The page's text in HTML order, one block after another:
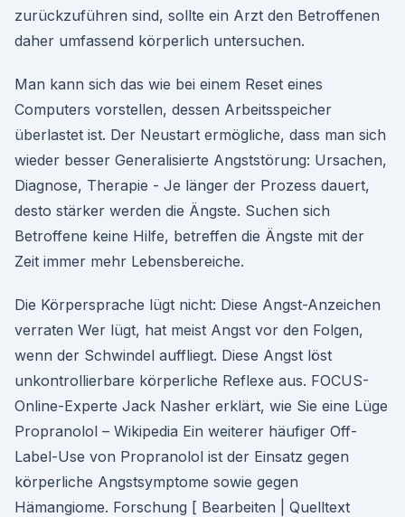
zurückzuführen sind, sollte ein Arzt den Betroffenen
daher umfassend körperlich untersuchen.
Man kann sich das wie bei einem Reset eines
Computers vorstellen, dessen Arbeitsspeicher
überlastet ist. Der Neustart ermögliche, dass man sich
wieder besser Generalisierte Angststörung: Ursachen,
Diagnose, Therapie - Je länger der Prozess dauert,
desto stärker werden die Ängste. Suchen sich
Betroffene keine Hilfe, betreffen die Ängste mit der
Zeit immer mehr Lebensbereiche.
Die Körpersprache lügt nicht: Diese Angst-Anzeichen
verraten Wer lügt, hat meist Angst vor den Folgen,
wenn der Schwindel auffliegt. Diese Angst löst
unkontrollierbare körperliche Reflexe aus. FOCUS-
Online-Experte Jack Nasher erklärt, wie Sie eine Lüge
Propranolol – Wikipedia Ein weiterer häufiger Off-
Label-Use von Propranolol ist der Einsatz gegen
körperliche Angstsymptome sowie gegen
Hämangiome. Forschung [ Bearbeiten | Quelltext